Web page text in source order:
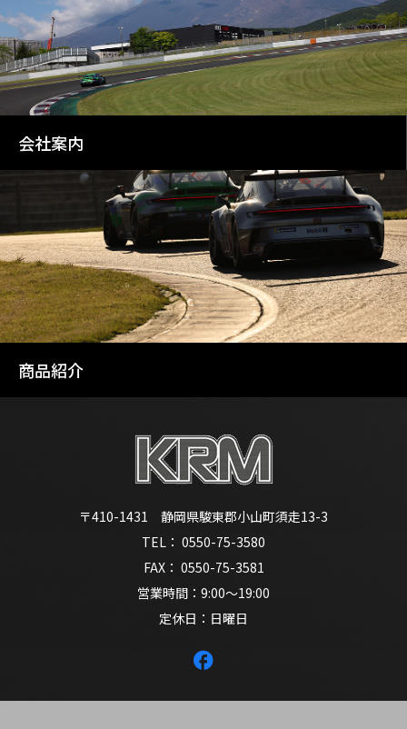
会社案内
商品紹介
〒410-1431 静岡県駿東郡小山町須走13-3
TEL： 0550-75-3580
FAX： 0550-75-3581
営業時間：9:00～19:00
定休日：日曜日